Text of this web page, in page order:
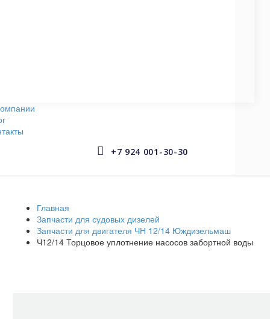

 +7 924 001-30-30
Главная
Запчасти для судовых дизелей
Запчасти для двигателя ЧН 12/14 Юждизельмаш
Ч12/14 Торцовое уплотнение насосов забортной воды